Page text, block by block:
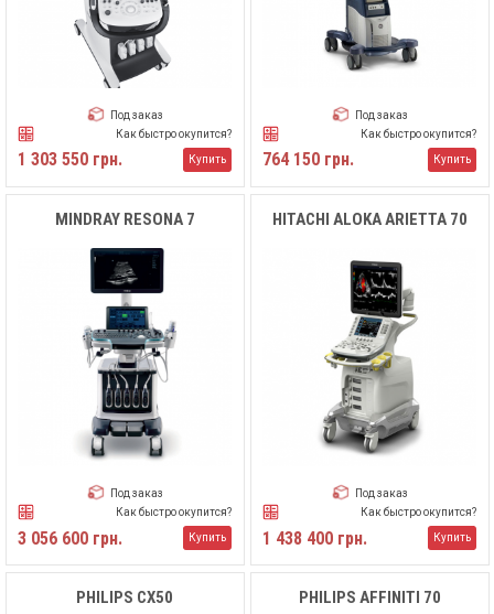
Под заказ
Как быстро окупится?
1 303 550 грн. Купить
Под заказ
Как быстро окупится?
764 150 грн. Купить
MINDRAY RESONA 7
Под заказ
Как быстро окупится?
3 056 600 грн. Купить
HITACHI ALOKA ARIETTA 70
Под заказ
Как быстро окупится?
1 438 400 грн. Купить
PHILIPS CX50 PHILIPS AFFINITI 70